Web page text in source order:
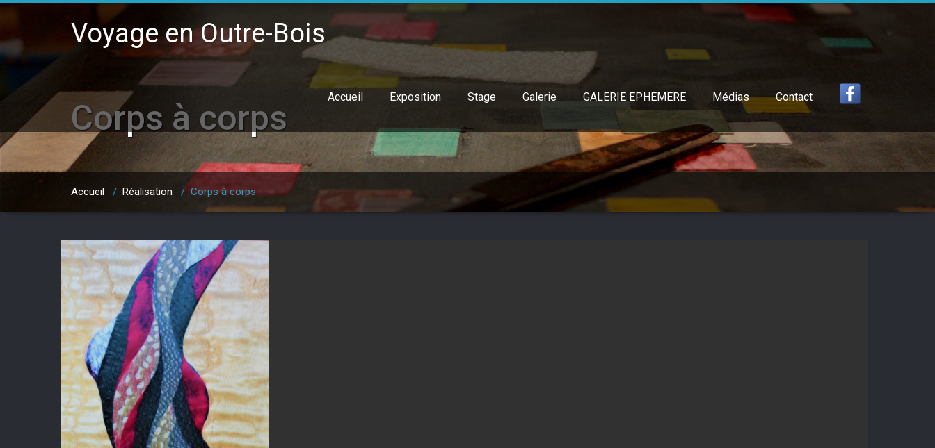
Voyage en Outre-Bois
Accueil Exposition Stage Galerie GALERIE EPHEMERE Médias Contact
Corps à corps
Accueil / Réalisation /Corps à corps